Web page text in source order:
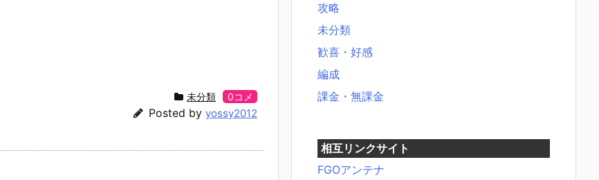
未分類 0コメ
Posted by yossy2012
攻略
未分類
歓喜・好感
編成
課金・無課金
相互リンクサイト
FGOアンテナ